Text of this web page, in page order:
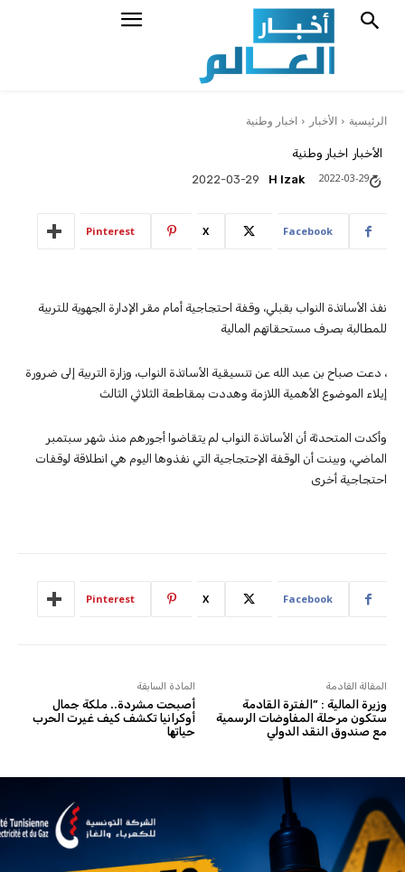
الرئيسية الأخبار اخبار وطنية
الأخبار
اخبار وطنية
H Izak
2022-03-29 2022-03-29
Facebook
X
Pinterest
نفذ الأساتذة النواب بقبلي، وقفة احتجاجية أمام مقر الإدارة الجهوية للتربية
للمطالبة بصرف مستحقاتهم المالية
، دعت صباح بن عبد الله عن تنسيقية الأساتذة النواب، وزارة التربية إلى ضرورة
إيلاء الموضوع الأهمية اللازمة وهددت بمقاطعة الثلاثي الثالث
وأكدت المتحدثة أن الأساتذة النواب لم يتقاضوا أجورهم منذ شهر سبتمبر
الماضي، وبينت أن الوقفة الإحتجاجية التي نفذوها اليوم هي انطلاقة لوقفات
احتجاجية أخرى
Facebook
X
Pinterest
المادة السابقة
أصبحت مشردة.. ملكة جمال
أوكرانيا تكشف كيف غيرت الحرب
حياتها
المقالة القادمة
وزيرة المالية : ”الفترة القادمة
ستكون مرحلة المفاوضات الرسمية
مع صندوق النقد الدولي